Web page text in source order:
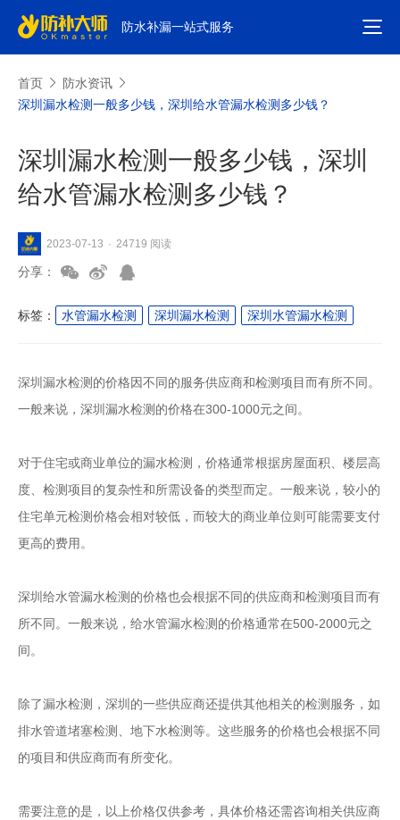
防水补漏一站式服务
首页
防水资讯
深圳漏水检测一般多少钱，深圳给水管漏水检测多少钱？
深圳漏水检测一般多少钱，深圳
给水管漏水检测多少钱？
2023-07-13 · 24719 阅读
分享：
标签： 水管漏水检测 深圳漏水检测 深圳水管漏水检测
深圳漏水检测的价格因不同的服务供应商和检测项目而有所不同。
一般来说，深圳漏水检测的价格在300-1000元之间。
对于住宅或商业单位的漏水检测，价格通常根据房屋面积、楼层高
度、检测项目的复杂性和所需设备的类型而定。一般来说，较小的
住宅单元检测价格会相对较低，而较大的商业单位则可能需要支付
更高的费用。
深圳给水管漏水检测的价格也会根据不同的供应商和检测项目而有
所不同。一般来说，给水管漏水检测的价格通常在500-2000元之
间。
除了漏水检测，深圳的一些供应商还提供其他相关的检测服务，如
排水管道堵塞检测、地下水检测等。这些服务的价格也会根据不同
的项目和供应商而有所变化。
需要注意的是，以上价格仅供参考，具体价格还需咨询相关供应商